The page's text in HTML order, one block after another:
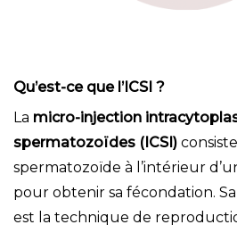
Qu’est-ce que l’ICSI ?
La micro-injection
spermatozoïdes (ICSI)
spermatozoïde à l’intérieur
pour obtenir sa fécondation.
est la technique de